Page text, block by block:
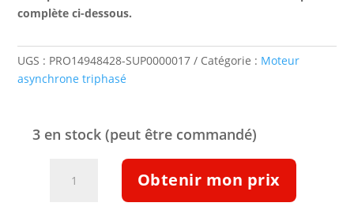
complète ci-dessous.
UGS : PRO14948428-SUP0000017 Catégorie : Moteur
asynchrone triphasé
3 en stock (peut être commandé)
Obtenir mon prix